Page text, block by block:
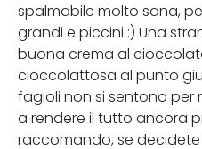
spalmabile molto sana,
grandi e piccini :) Una
buona crema al
cioccolattosa al punto
fagioli non si sentono per
a rendere il tutto ancora
raccomando, se